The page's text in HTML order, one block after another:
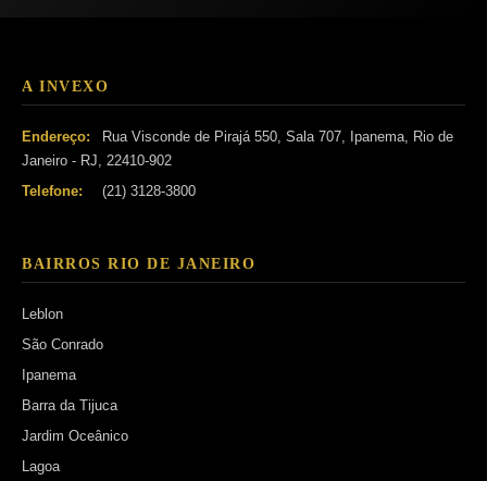
A INVEXO
Endereço:
Rua Visconde de Pirajá 550, Sala 707, Ipanema, Rio de
Janeiro - RJ, 22410-902
Telefone:
(21) 3128-3800
BAIRROS RIO DE JANEIRO
Leblon
São Conrado
Ipanema
Barra da Tijuca
Jardim Oceânico
Lagoa